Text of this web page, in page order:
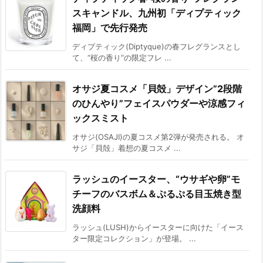
スキャンドル、九州初「ディプティック
福岡」で先行発売
ディプティック(Diptyque)の春フレグランスとし
て、“桜の香り”の限定フレ ...
オサジ夏コスメ「貝殻」デザイン”2段階
のひんやり”フェイスパウダーや涼感フィ
ックスミスト
オサジ(OSAJI)の夏コスメ第2弾が発売される。 オ
サジ「貝殻」着想の夏コスメ ...
ラッシュのイースター、“ウサギや卵”モ
チーフのバスボム＆ぷるぷる目玉焼き型
洗顔料
ラッシュ(LUSH)からイースターに向けた「イース
ター限定コレクション」が登場。 ...